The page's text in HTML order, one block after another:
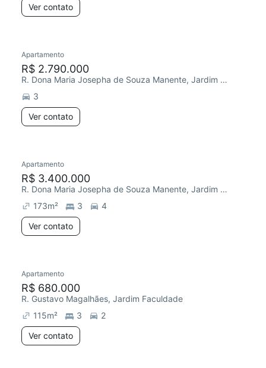
Ver contato
Redecorar
Apartamento
R$ 2.790.000
R. Dona Maria Josepha de Souza Manente, Jardim Faculdade
3
Ver contato
Apartamento
R$ 3.400.000
R. Dona Maria Josepha de Souza Manente, Jardim Faculdade
173m² 3
4
Ver contato
Apartamento
R$ 680.000
R. Gustavo Magalhães, Jardim Faculdade
115m² 3
2
Ver contato